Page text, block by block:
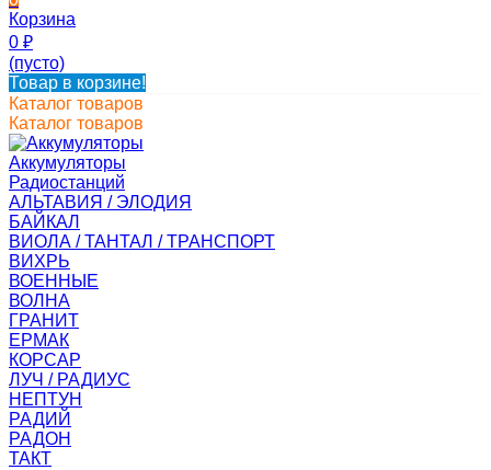
Корзина
0 ₽
(пусто)
Товар в корзине!
Каталог товаров
Каталог товаров
Аккумуляторы
Радиостанций
АЛЬТАВИЯ / ЭЛОДИЯ
БАЙКАЛ
ВИОЛА / ТАНТАЛ / ТРАНСПОРТ
ВИХРЬ
ВОЕННЫЕ
ВОЛНА
ГРАНИТ
ЕРМАК
КОРСАР
ЛУЧ / РАДИУС
НЕПТУН
РАДИЙ
РАДОН
ТАКТ